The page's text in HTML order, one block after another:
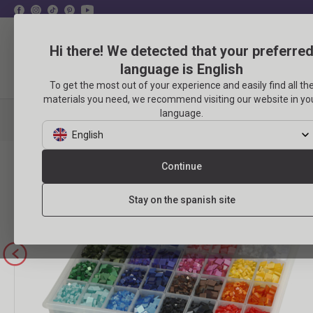
Hi there! We detected that your preferred
language is English
To get the most out of your experience and easily find all
materials you need, we recommend visiting our website in
language.
English
Continue
Stay on the spanish site
Productos Eventos
MANUALIDADES